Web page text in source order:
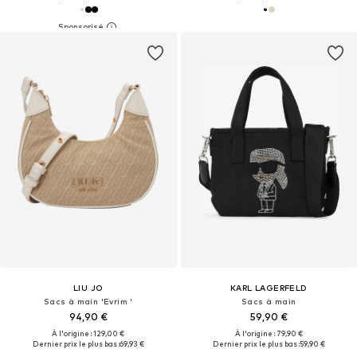
LIU JO
Sacs à main 'Evrim '
94,90 €
À l'origine : 129,00 €
Dernier prix le plus bas :69,93 €
KARL LAGERFELD
Sacs à main
59,90 €
À l'origine : 79,90 €
Dernier prix le plus bas :59,90 €